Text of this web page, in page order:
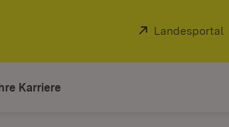
Extern:
Landesportal
Karriere